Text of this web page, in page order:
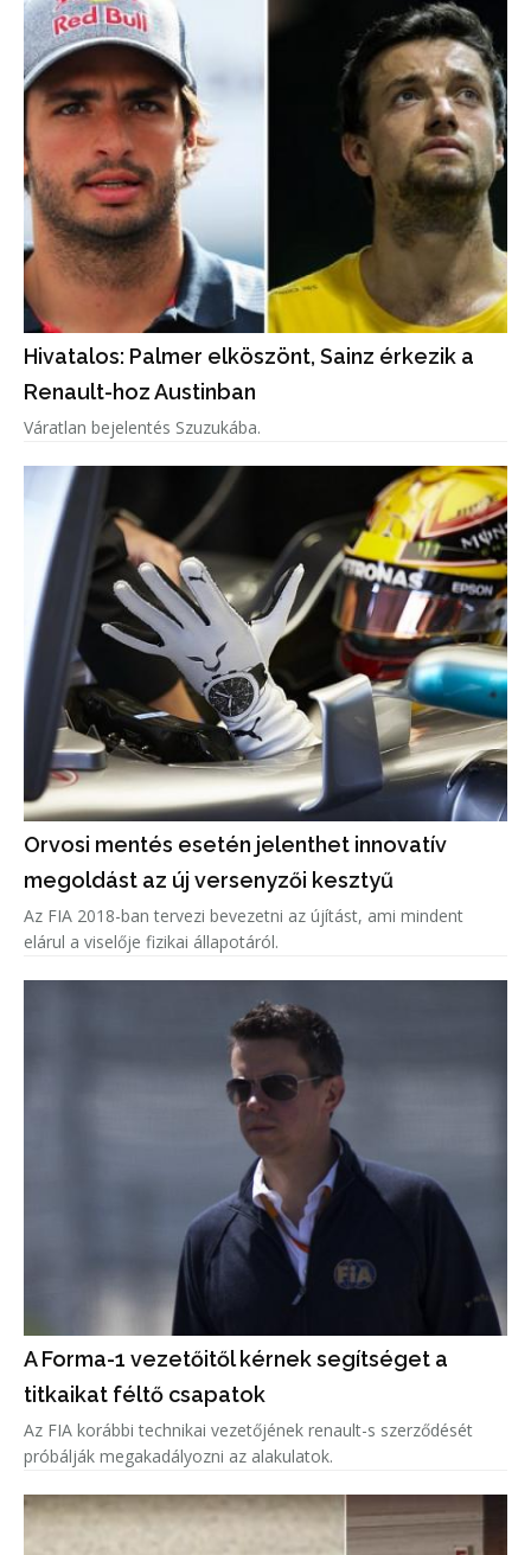
Hivatalos: Palmer elköszönt, Sainz érkezik a
Renault-hoz Austinban
Váratlan bejelentés Szuzukába.
Orvosi mentés esetén jelenthet innovatív
megoldást az új versenyzői kesztyű
Az FIA 2018-ban tervezi bevezetni az újítást, ami mindent
elárul a viselője fizikai állapotáról.
A Forma-1 vezetőitől kérnek segítséget a
titkaikat féltő csapatok
Az FIA korábbi technikai vezetőjének renault-s szerződését
próbálják megakadályozni az alakulatok.